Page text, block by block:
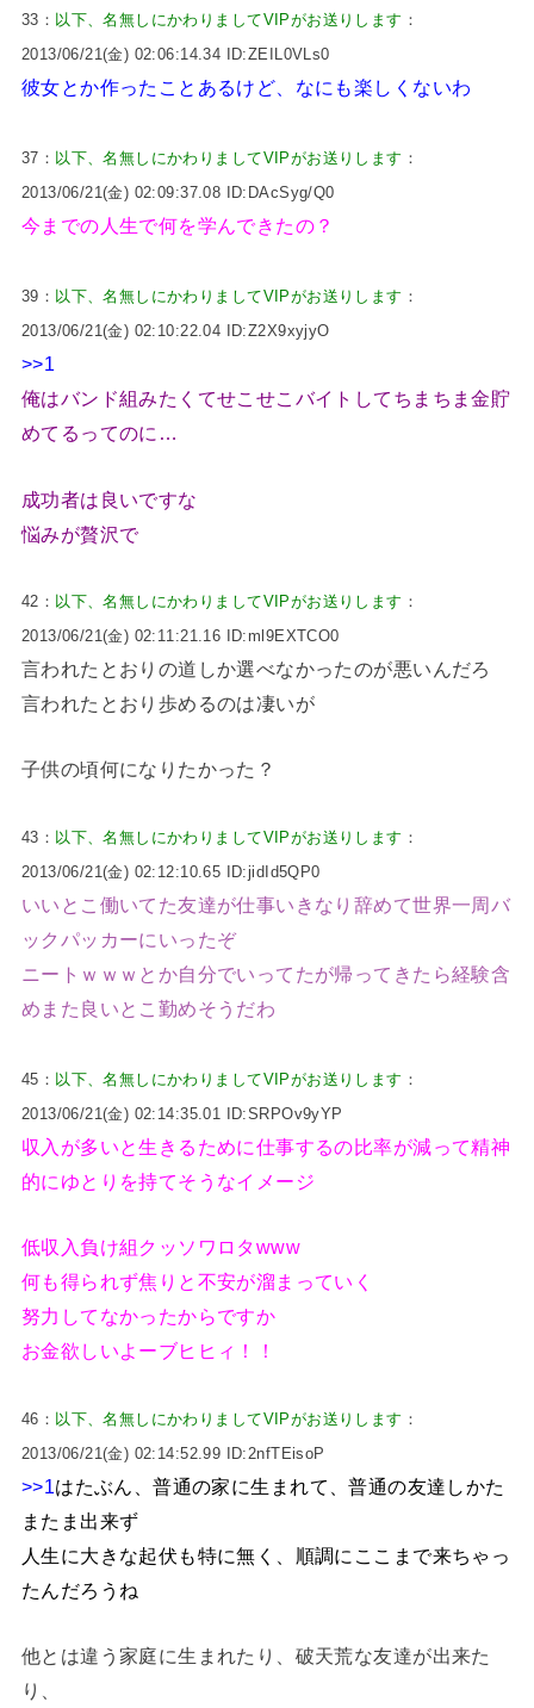
33： 以下、名無しにかわりましてVIPがお送りします ：
2013/06/21(金) 02:06:14.34 ID:ZEIL0VLs0
彼女とか作ったことあるけど、なにも楽しくないわ
37： 以下、名無しにかわりましてVIPがお送りします ：
2013/06/21(金) 02:09:37.08 ID:DAcSyg/Q0
今までの人生で何を学んできたの？
39： 以下、名無しにかわりましてVIPがお送りします ：
2013/06/21(金) 02:10:22.04 ID:Z2X9xyjyO
>>1
俺はバンド組みたくてせこせこバイトしてちまちま金貯
めてるってのに…
成功者は良いですな
悩みが贅沢で
42： 以下、名無しにかわりましてVIPがお送りします ：
2013/06/21(金) 02:11:21.16 ID:ml9EXTCO0
言われたとおりの道しか選べなかったのが悪いんだろ
言われたとおり歩めるのは凄いが
子供の頃何になりたかった？
43： 以下、名無しにかわりましてVIPがお送りします ：
2013/06/21(金) 02:12:10.65 ID:jidId5QP0
いいとこ働いてた友達が仕事いきなり辞めて世界一周バ
ックパッカーにいったぞ
ニートｗｗｗとか自分でいってたが帰ってきたら経験含
めまた良いとこ勤めそうだわ
45： 以下、名無しにかわりましてVIPがお送りします ：
2013/06/21(金) 02:14:35.01 ID:SRPOv9yYP
収入が多いと生きるために仕事するの比率が減って精神
的にゆとりを持てそうなイメージ
低収入負け組クッソワロタwww
何も得られず焦りと不安が溜まっていく
努力してなかったからですか
お金欲しいよーブヒヒィ！！
46： 以下、名無しにかわりましてVIPがお送りします ：
2013/06/21(金) 02:14:52.99 ID:2nfTEisoP
>>1 はたぶん、普通の家に生まれて、普通の友達しかた
またま出来ず
人生に大きな起伏も特に無く、順調にここまで来ちゃっ
たんだろうね
他とは違う家庭に生まれたり、破天荒な友達が出来た
り、